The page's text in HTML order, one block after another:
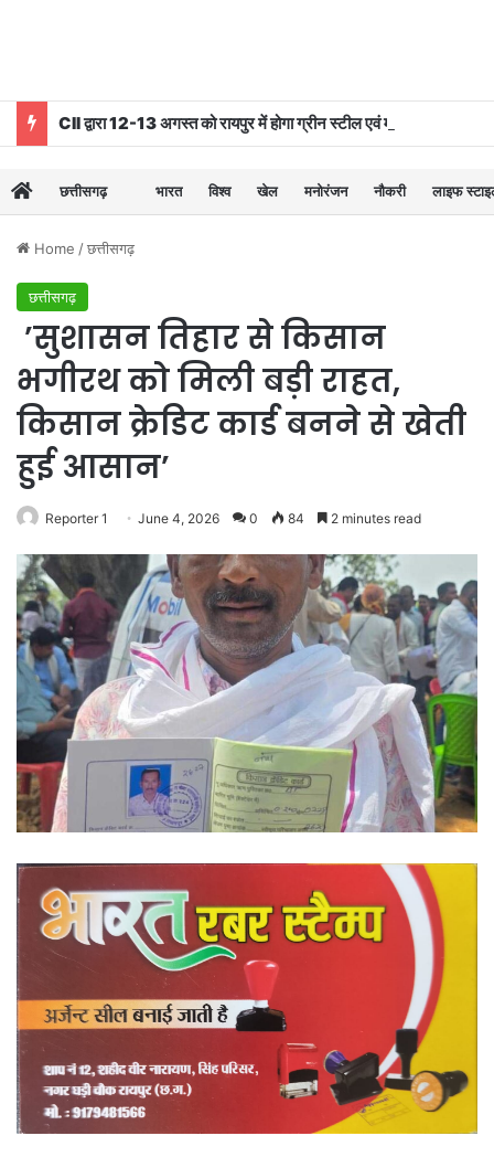
छत्तीसगढ़ भारत विश्व खेल मनोरंजन नौकरी लाइफ
Home /छत्तीसगढ़
छत्तीसगढ़
’सुशासन तिहार से किसान
भगीरथ को मिली बड़ी राहत,
किसान क्रेडिट कार्ड बनने से खेती
हुई आसान’
Reporter 1 June 4, 2026 0 84 2 minutes read